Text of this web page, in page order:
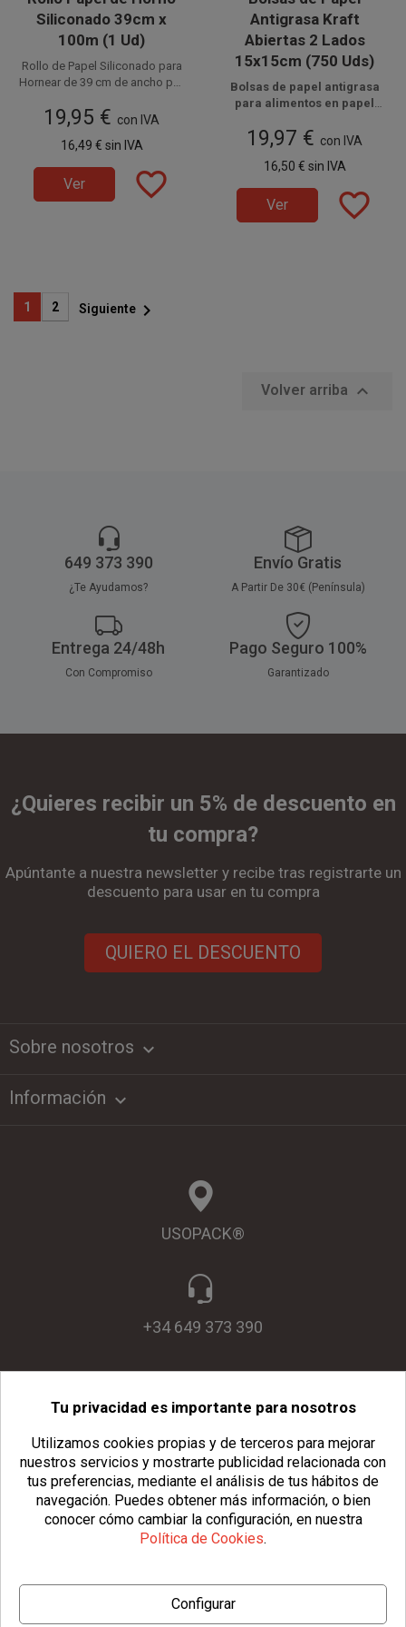
Siliconado 39cm x
100m (1 Ud)
Rollo de Papel Siliconado para
Hornear de 39 cm de ancho por
Estos rollos de papel vegetal
antiadherente son de uso
alimentario y resistente hasta
temperaturas de 220ºC.
unidad.
19,95 € con IVA
16,49 € sin IVA
Ver favorite_border
Antigrasa Kraft
Abiertas 2 Lados
15x15cm (750 Uds)
Bolsas de papel antigrasa
para alimentos en papel
a dos lados, fabricadas en
papel parafinado de 35 g.
paquetes de 750 unidades.
19,97 € con IVA
16,50 € sin IVA
Ver favorite_border
1 2 Siguiente 
Volver arriba 
649 373 390
¿Te Ayudamos?
Envío Gratis
A Partir De 30€ (Península)
Entrega 24/48h
Con Compromiso
Pago Seguro 100%
Garantizado
¿Quieres recibir un 5% de descuento en
tu compra?
Apúntante a nuestra newsletter y recibe tras registrarte un
descuento para usar en tu compra
QUIERO EL DESCUENTO
Sobre nosotros keyboard_arrow_down
Información 
USOPACK®
+34 649 373 390
info@usopack.com
© Copyright 2026 Usopack® | Aviso Legal
| Política de Cookies| Configurar Cookies |
Tu privacidad es importante para nosotros
Utilizamos cookies propias y de terceros para mejorar
nuestros servicios y mostrarte publicidad relacionada con
tus preferencias, mediante el análisis de tus hábitos de
navegación. Puedes obtener más información, o bien
conocer cómo cambiar la configuración, en nuestra
Política de Cookies.
Configurar